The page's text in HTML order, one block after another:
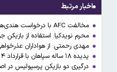
اخبار مرتبط
مخالفت AFC با درخواست هندی‌ها برای بازی با سپاهان در کشورثالث
محرم نویدکیا: استفاده از
مهدی رحمتی: از هواداران
پدیده ۱۸ ساله سپاهان با قرارداد ۴ ساله ماندگار شد
درگیری دو بازیکن پرسپولیس در